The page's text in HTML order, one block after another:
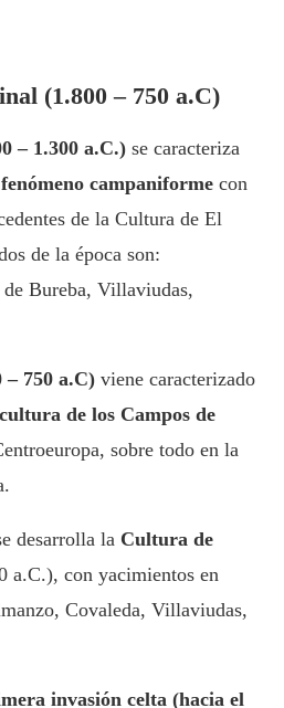
(1.800 – 750 a.C)
– 1.300 a.C.) se caracteriza
campaniforme con
de la Cultura de El
de la época son:
Bureba, Villaviudas,
– 750 a.C) viene caracterizado
de los Campos de
sobre todo en la
desarrolla la Cultura de
a.C.), con yacimientos en
Covaleda, Villaviudas,
invasión celta (hacia el